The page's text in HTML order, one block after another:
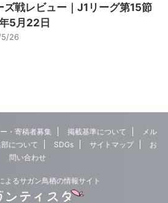
ズ戦レビュー｜J1リーグ第15節
5月22日
5/26
・寄稿者募集 掲載基準について
メル
について SDGs サイトマップ
お
問い合わせ
よるサガン鳥栖の情報サイト